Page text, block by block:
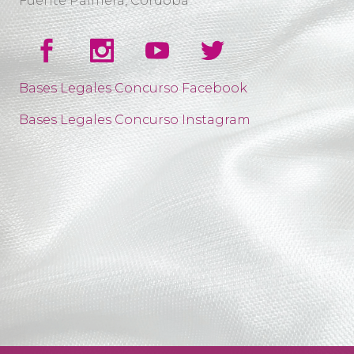
Bases Legales Concurso Facebook
Bases Legales Concurso Instagram